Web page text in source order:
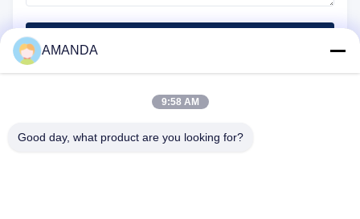
AMANDA
9:58 AM
Good day, what product are you looking for?